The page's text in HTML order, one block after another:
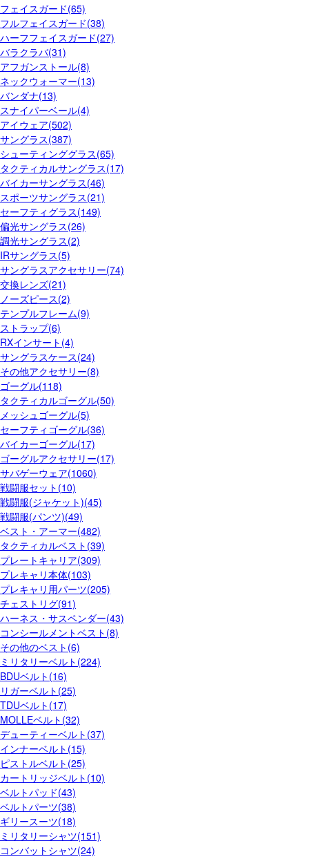
フェイスガード(65)
フルフェイスガード(38)
ハーフフェイスガード(27)
バラクラバ(31)
アフガンストール(8)
ネックウォーマー(13)
バンダナ(13)
スナイパーベール(4)
アイウェア(502)
サングラス(387)
シューティンググラス(65)
タクティカルサングラス(17)
バイカーサングラス(46)
スポーツサングラス(21)
セーフティグラス(149)
偏光サングラス(26)
調光サングラス(2)
IRサングラス(5)
サングラスアクセサリー(74)
交換レンズ(21)
ノーズピース(2)
テンプルフレーム(9)
ストラップ(6)
RXインサート(4)
サングラスケース(24)
その他アクセサリー(8)
ゴーグル(118)
タクティカルゴーグル(50)
メッシュゴーグル(5)
セーフティゴーグル(36)
バイカーゴーグル(17)
ゴーグルアクセサリー(17)
サバゲーウェア(1060)
戦闘服セット(10)
戦闘服(ジャケット)(45)
戦闘服(パンツ)(49)
ベスト・アーマー(482)
タクティカルベスト(39)
プレートキャリア(309)
プレキャリ本体(103)
プレキャリ用パーツ(205)
チェストリグ(91)
ハーネス・サスペンダー(43)
コンシールメントベスト(8)
その他のベスト(6)
ミリタリーベルト(224)
BDUベルト(16)
リガーベルト(25)
TDUベルト(17)
MOLLEベルト(32)
デューティーベルト(37)
インナーベルト(15)
ピストルベルト(25)
カートリッジベルト(10)
ベルトパッド(43)
ベルトパーツ(38)
ギリースーツ(18)
ミリタリーシャツ(151)
コンバットシャツ(24)